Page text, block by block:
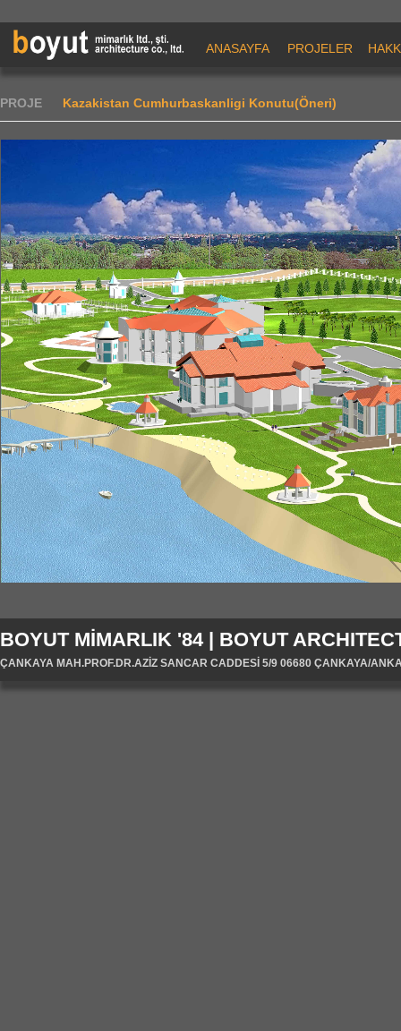
ANASAYFA PROJELER
PROJE Kazakistan Cumhurbaskanligi Konutu(Öneri)
BOYUT MİMARLIK '84 | BOYUT
ÇANKAYA MAH.PROF.DR.AZİZ SANCAR CADDESİ 5/9 06680 ÇANKAYA/